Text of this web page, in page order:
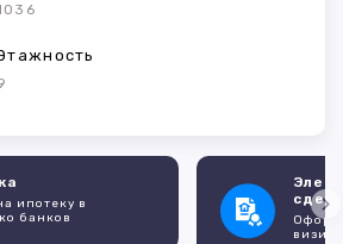
ипотеку в
банков